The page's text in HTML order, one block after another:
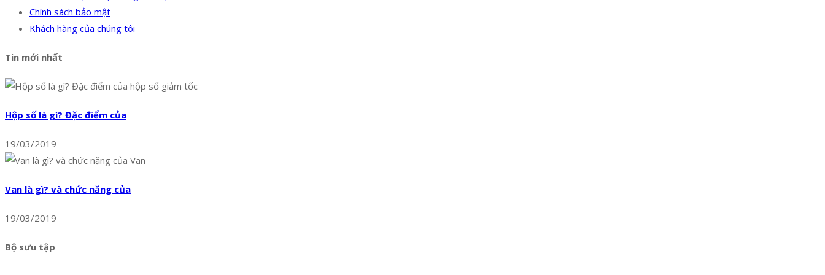
Chính sách bảo mật
Khách hàng của chúng tôi
Tin mới nhất
Hộp số là gì? Đặc điểm của
19/03/2019
Van là gì? và chức năng của
19/03/2019
Bộ sưu tập